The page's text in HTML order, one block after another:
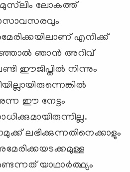
ലോകത്ത്
എനിക്ക്
ഞാന്‍ അറിവ്
ഈജിപ്തില്‍ നിന്നും
ഈ നേട്ടം
ലഭിക്കുന്നതിനെക്കാളും
യാഥാര്‍ത്ഥ്യം